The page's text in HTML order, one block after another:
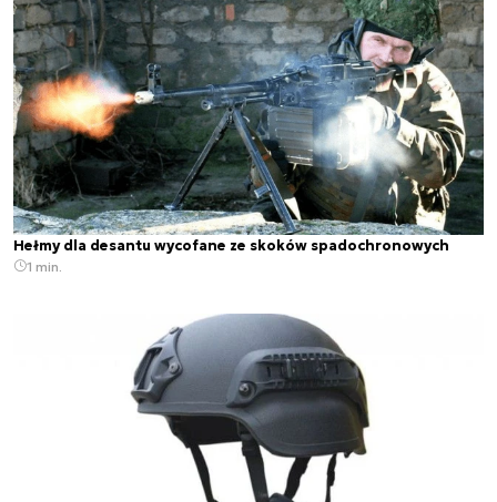
Hełmy dla desantu wycofane ze skoków spadochronowych
1 min.